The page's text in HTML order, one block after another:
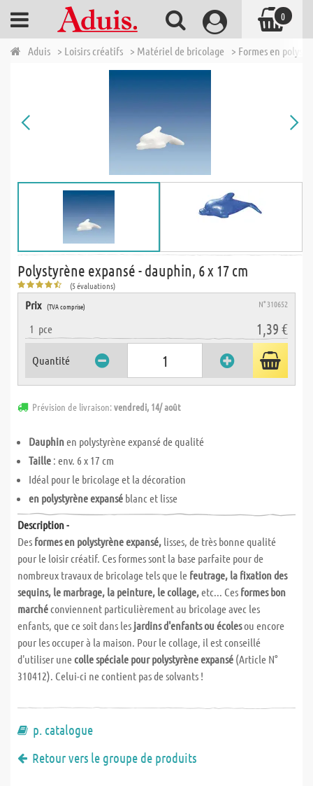
Aduis > Loisirs créatifs > Matériel de bricolage > Formes en
Polystyrène expansé - dauphin, 6 x 17 cm
(5 évaluations)
Prix (TVA comprise) N° 310652
1 pce 1,39 €
Quantité
Prévision de livraison:vendredi, 14/ août
Dauphinen polystyrène expansé de qualité
Taille : env. 6 x 17 cm
Idéal pour le bricolage et la décoration
en polystyrène expansé blanc et lisse
Description -
Des formes en polystyrène expansé, lisses, de très bonne qualité
pour le loisir créatif. Ces formes sont la base parfaite pour de
nombreux travaux de bricolage tels que le feutrage, la fixation des
sequins, le marbrage, la peinture, le collage,etc... Ces formes bon
marchéconviennent particulièrement au bricolage avec les
enfants, que ce soit dans les jardins d'enfants ou écolesou encore
pour les occuper à la maison. Pour le collage, il est conseillé
d'utiliser unecolle spéciale pour polystyrène expansé (Article N°
310412). Celui-ci ne contient pas de solvants !
p. catalogue
Retour vers le groupe de produits
0